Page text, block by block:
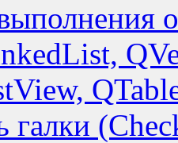
галки